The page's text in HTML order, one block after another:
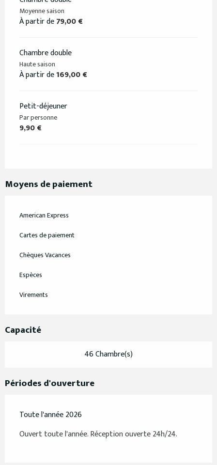
Moyenne saison
À partir de79,00 €
Chambre double
Haute saison
À partir de169,00 €
Petit-déjeuner
Par personne
9,90 €
Moyens de paiement
American Express
Cartes de paiement
Chèques Vacances
Espèces
Virements
Capacité
46 Chambre(s)
Périodes d'ouverture
Toute l'année 2026
Ouvert toute l'année. Réception ouverte 24h/24.